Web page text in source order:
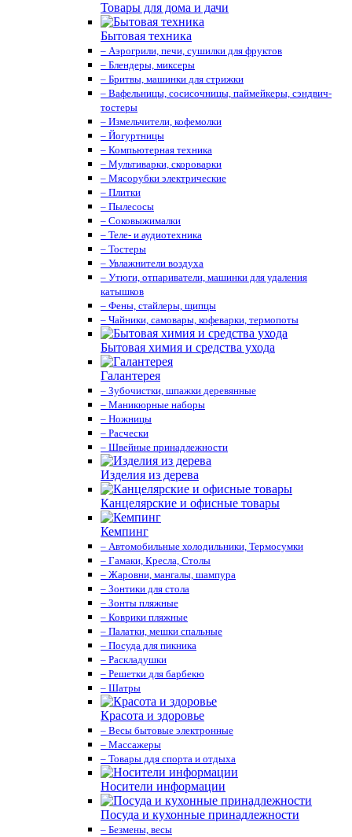
Товары для дома и дачи
Бытовая техника
– Аэрогрили, печи, сушилки для фруктов
– Блендеры, миксеры
– Бритвы, машинки для стрижки
– Вафельницы, сосисочницы, паймейкеры, сэндвич-
тостеры
– Измельчители, кофемолки
– Йогуртницы
– Компьютерная техника
– Мультиварки, скороварки
– Мясорубки электрические
– Плитки
– Пылесосы
– Соковыжималки
– Теле- и аудиотехника
– Тостеры
– Увлажнители воздуха
– Утюги, отпариватели, машинки для удаления
катышков
– Фены, стайлеры, щипцы
– Чайники, самовары, кофеварки, термопоты
Бытовая химия и средства ухода
Галантерея
– Зубочистки, шпажки деревянные
– Маникюрные наборы
– Ножницы
– Расчески
– Швейные принадлежности
Изделия из дерева
Канцелярские и офисные товары
Кемпинг
– Автомобильные холодильники, Термосумки
– Гамаки, Кресла, Столы
– Жаровни, мангалы, шампура
– Зонтики для стола
– Зонты пляжные
– Коврики пляжные
– Палатки, мешки спальные
– Посуда для пикника
– Раскладушки
– Решетки для барбекю
– Шатры
Красота и здоровье
– Весы бытовые электронные
– Массажеры
– Товары ддя спорта и отдыха
Носители информации
Посуда и кухонные принадлежности
– Безмены, весы